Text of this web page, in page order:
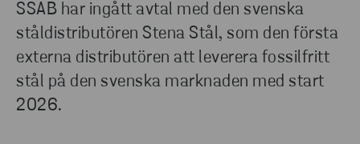
SSAB har ingått avtal med den svenska
ståldistributören Stena Stål, som den första
externa distributören att leverera fossilfritt
stål på den svenska marknaden med start
2026.